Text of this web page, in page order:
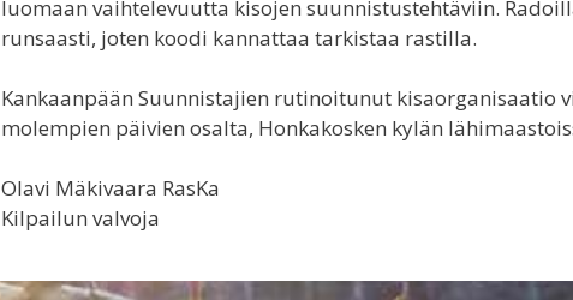
luomaan vaihtelevuutta kisojen suunnistustehtäviin.
runsaasti, joten koodi kannattaa tarkistaa rastilla.
Kankaanpään Suunnistajien rutinoitunut kisaorganisaatio
molempien päivien osalta, Honkakosken kylän
Olavi Mäkivaara RasKa
Kilpailun valvoja